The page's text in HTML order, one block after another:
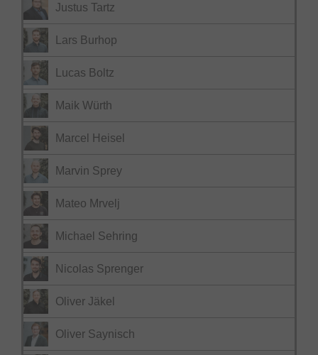
Justus Tartz
Lars Burhop
Lucas Boltz
Maik Würth
Marcel Heisel
Marvin Sprey
Mateo Mrvelj
Michael Sehring
Nicolas Sprenger
Oliver Jäkel
Oliver Saynisch